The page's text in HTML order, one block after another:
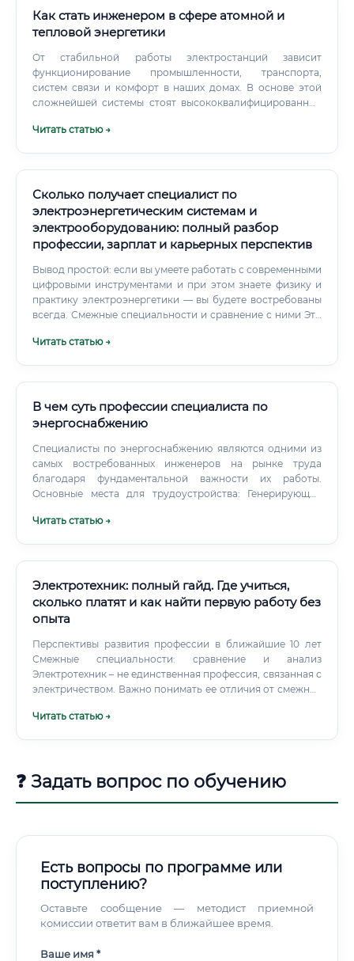
Как стать инженером в сфере атомной и
тепловой энергетики
От стабильной работы электростанций зависит
функционирование промышленности, транспорта,
систем связи и комфорт в наших домах. В основе этой
сложнейшей системы стоят высококвалифицированные
проектированием, эксплуатацией и инжинирингом
Читать статью →
Сколько получает специалист по
электроэнергетическим системам и
электрооборудованию: полный разбор
профессии, зарплат и карьерных перспектив
Вывод простой: если вы умеете работать с современными
цифровыми инструментами и при этом знаете физику и
практику электроэнергетики — вы будете востребованы
всегда. Смежные специальности и сравнение с ними Это
Читать статью →
В чем суть профессии специалиста по
энергоснабжению
Специалисты по энергоснабжению являются одними из
самых востребованных инженеров на рынке труда
благодаря фундаментальной важности их работы.
Основные места для трудоустройства: Генерирующие
гидравлические (ГЭС), атомные (АЭС), а также объекты
Читать статью →
Электротехник: полный гайд. Где учиться,
сколько платят и как найти первую работу без
опыта
Перспективы развития профессии в ближайшие 10 лет
Смежные специальности: сравнение и анализ
Электротехник – не единственная профессия, связанная с
электричеством. Важно понимать ее отличия от смежных
Чем специальность электротехника лучше?
Читать статью →
❓ Задать вопрос по обучению
Есть вопросы по программе или
поступлению?
Оставьте сообщение — методист приемной
комиссии ответит вам в ближайшее время.
Ваше имя *